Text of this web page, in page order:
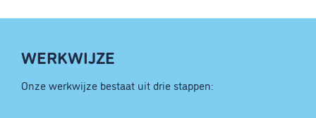
WERKWIJZE
Onze werkwijze bestaat uit drie stappen: